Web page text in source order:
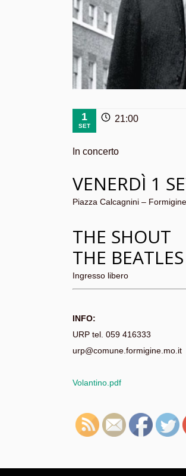
1
SET
21:00
In concerto
VENERDÌ 1
Piazza Calcagnini – Formigine
THE SHOUT
THE
Ingresso libero
INFO:
URP tel. 059 416333
urp@comune.formigine.mo.it
Volantino.pdf